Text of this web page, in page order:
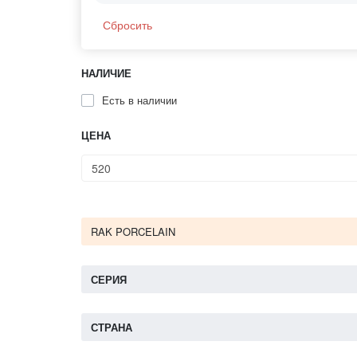
Сбросить
НАЛИЧИЕ
Есть в наличии
ЦЕНА
RAK PORCELAIN
СЕРИЯ
СТРАНА